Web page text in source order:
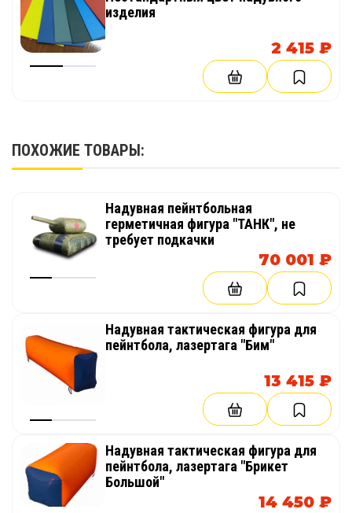
изделия
2 415 ₽
ПОХОЖИЕ ТОВАРЫ:
Надувная пейнтбольная
герметичная фигура "ТАНК", не
требует подкачки
70 001 ₽
Надувная тактическая фигура для
пейнтбола, лазертага "Бим"
13 415 ₽
Надувная тактическая фигура для
пейнтбола, лазертага "Брикет
Большой"
14 450 ₽